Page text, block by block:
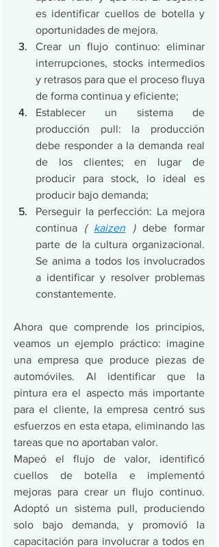
es identificar cuellos de botella y
oportunidades de mejora.
Crear un flujo continuo: eliminar
interrupciones, stocks intermedios
y retrasos para que el proceso fluya
de forma continua y eficiente;
Establecer un sistema de
producción pull: la producción
debe responder a la demanda real
de los clientes; en lugar de
producir para stock, lo ideal es
producir bajo demanda;
Perseguir la perfección: La mejora
continua ( kaizen ) debe formar
parte de la cultura organizacional.
Se anima a todos los involucrados
a identificar y resolver problemas
constantemente.
Ahora que comprende los principios,
veamos un ejemplo práctico: imagine
una empresa que produce piezas de
automóviles. Al identificar que la
pintura era el aspecto más importante
para el cliente, la empresa centró sus
esfuerzos en esta etapa, eliminando las
tareas que no aportaban valor.
Mapeó el flujo de valor, identificó
cuellos de botella e implementó
mejoras para crear un flujo continuo.
Adoptó un sistema pull, produciendo
solo bajo demanda, y promovió la
capacitación para involucrar a todos en